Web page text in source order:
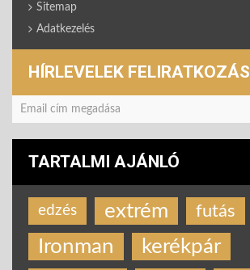
Sitemap
Adatkezelés
HÍRLEVELEK FELIRATKOZÁS
TARTALMI AJÁNLÓ
edzés extrém futás
Ironman kerékpár